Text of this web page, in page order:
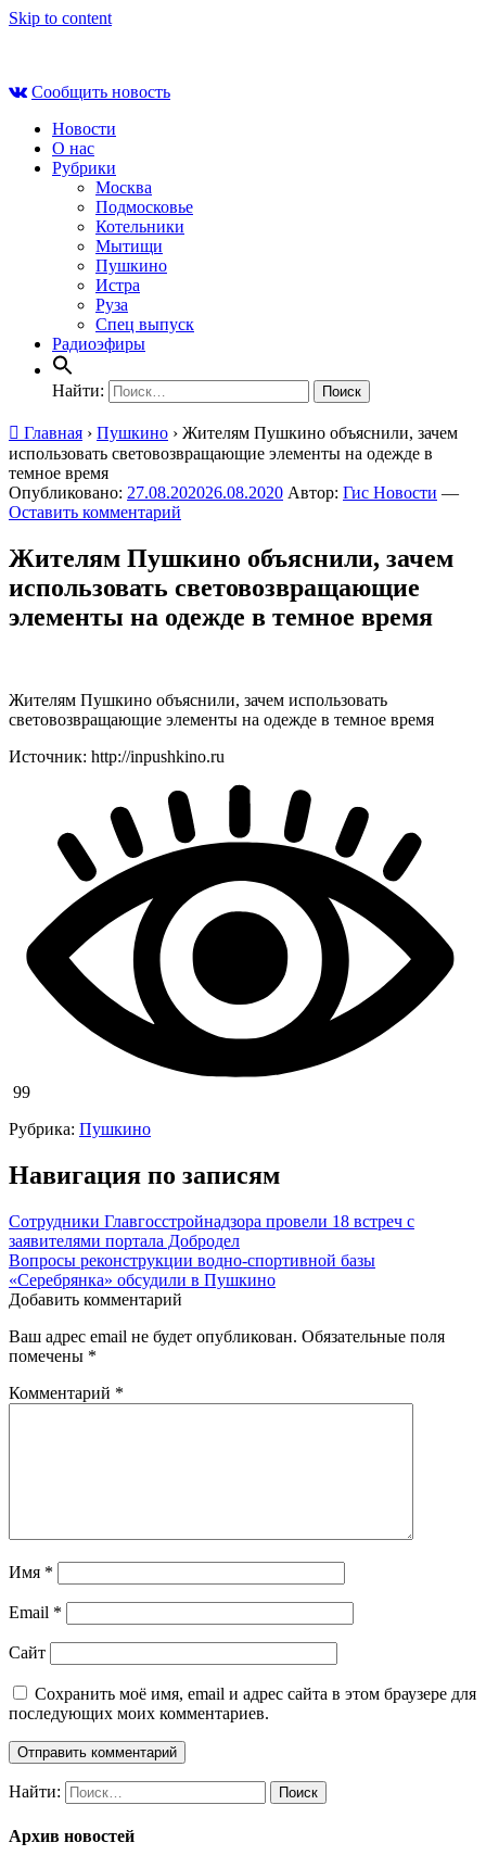
Skip to content
Сообщить новость
Новости
О нас
Рубрики
Москва
Подмосковье
Котельники
Мытищи
Пушкино
Истра
Руза
Спец выпуск
Радиоэфиры
Найти:
Главная › Пушкино › Жителям Пушкино объяснили, зачем
использовать световозвращающие элементы на одежде в
темное время
Опубликовано: 27.08.202026.08.2020 Автор: Гис Новости —
Оставить комментарий
Жителям Пушкино объяснили, зачем
использовать световозвращающие
элементы на одежде в темное время
Жителям Пушкино объяснили, зачем использовать
световозвращающие элементы на одежде в темное время
Источник: http://inpushkino.ru
99
Рубрика: Пушкино
Навигация по записям
Сотрудники Главгосстройнадзора провели 18 встреч с
заявителями портала Добродел
Вопросы реконструкции водно-спортивной базы
«Серебрянка» обсудили в Пушкино
Добавить комментарий
Ваш адрес email не будет опубликован. Обязательные поля
помечены *
Комментарий *
Имя *
Email *
Сайт
Сохранить моё имя, email и адрес сайта в этом браузере для
последующих моих комментариев.
Найти:
Архив новостей